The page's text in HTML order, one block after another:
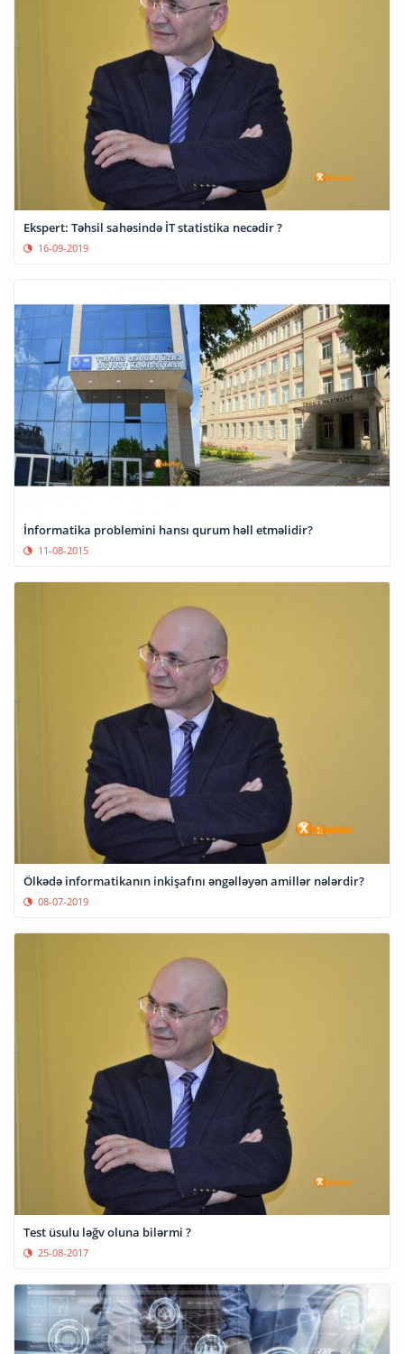
Ekspert: Təhsil sahəsində İT statistika necədir ?
16-09-2019
İnformatika problemini hansı qurum həll etməlidir?
11-08-2015
Ölkədə informatikanın inkişafını əngəlləyən amillər nələrdir?
08-07-2019
Test üsulu ləğv oluna bilərmi ?
25-08-2017